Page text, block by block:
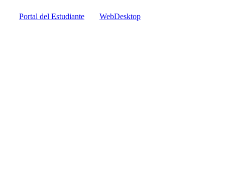
Portal del Estudiante WebDesktop